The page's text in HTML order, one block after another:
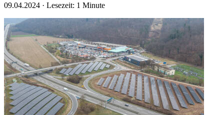
09.04.2024 · Lesezeit: 1 Minute